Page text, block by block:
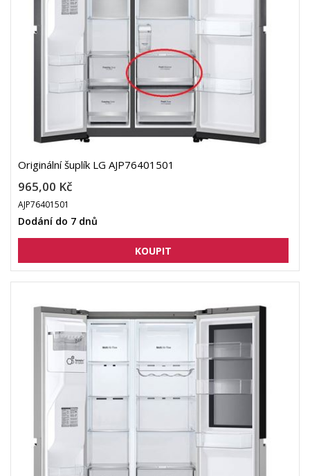
Originální šuplík LG AJP76401501
965,00 Kč
AJP76401501
Dodání do 7 dnů